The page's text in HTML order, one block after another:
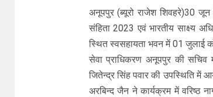
अनूपपुर (ब्यूरो राजेश‌ शिवहरे)30 जून
संहिता 2023 एवं भारतीय साक्ष्य
स्थित स्वसहायता भवन में 01 जुलाई
सेवा प्राधिकरण अनूपपुर की सचिव
जितेन्द्र सिंह पवार की उपस्थिति में
अरबिन्द जैन ने कार्यक्रम में वरिष्ठ